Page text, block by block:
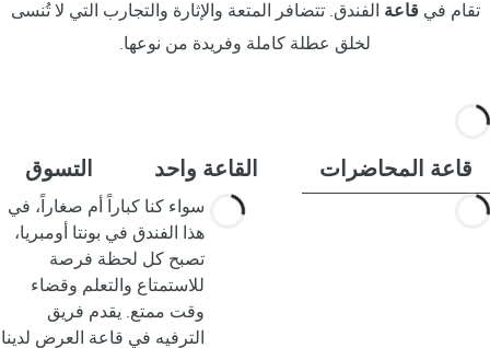
تقام فيقاعة الفندق. تتضافر المتعة والإثارة والتجارب التي لا تُنسى
لخلق عطلة كاملة وفريدة من نوعها.
قاعة المحاضرات القاعة واحد التسوق
سواء كنا كباراً أم صغاراً، في
هذا الفندق في بونتا أومبريا،
تصبح كل لحظة فرصة
للاستمتاع والتعلم وقضاء
وقت ممتع. يقدم فريق
الترفيه في قاعة العرض لدينا